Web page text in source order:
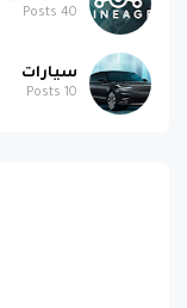
40
سيارات
10